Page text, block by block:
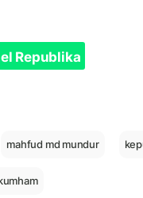
Republika
mahfud md mundur